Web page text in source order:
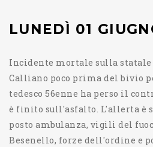
LUNEDÌ 01
Incidente mortale sulla statale
Calliano poco prima del bivio
tedesco 56enne ha perso il
è finito sull'asfalto. L'allerta è
posto ambulanza, vigili del
Besenello, forze dell'ordine e